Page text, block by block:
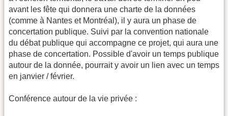
avant les fête qui donnera une charte de la données
(comme à Nantes et Montréal), il y aura un phase de
concertation publique. Suivi par la convention nationale
du débat publique qui accompagne ce projet, qui aura une
phase de concertation. Possible d'avoir un temps publique
autour de la donnée, pourrait y avoir un lien avec un temps
en janvier / février.
Conférence autour de la vie privée :